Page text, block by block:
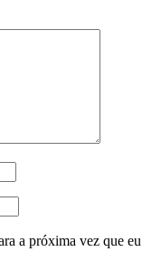
a próxima vez que eu